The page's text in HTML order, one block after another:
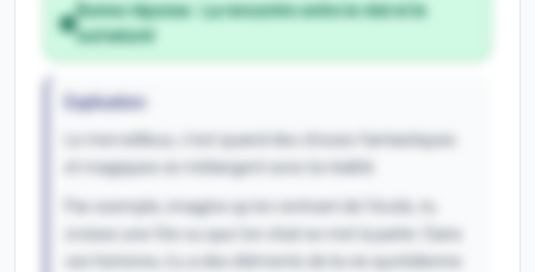
Bonne réponse :
La rencontre entre le réel et le
surnaturel
Explication
Le merveilleux, c'est quand des choses fantastiques
et magiques se mélangent avec la réalité.
Par exemple, imagine qu'en rentrant de l'école, tu
croises une fée ou que ton chat se met à parler. Dans
ces histoires, il y a des éléments de la vie quotidienne